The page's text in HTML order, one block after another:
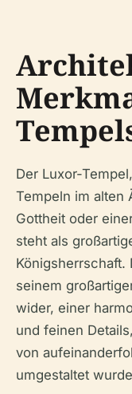
Der Luxor-
Tempeln im alten
Gottheit oder
steht als
seinem
wider, einer
und feinen
von
umgestaltet